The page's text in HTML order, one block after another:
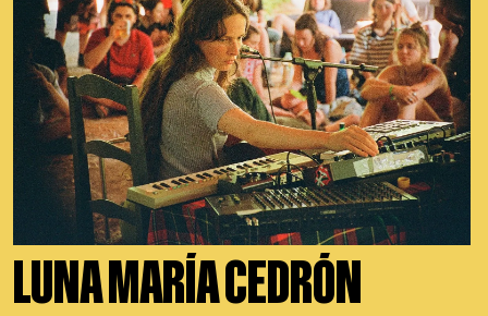
LUNA MARÍA CEDRÓN